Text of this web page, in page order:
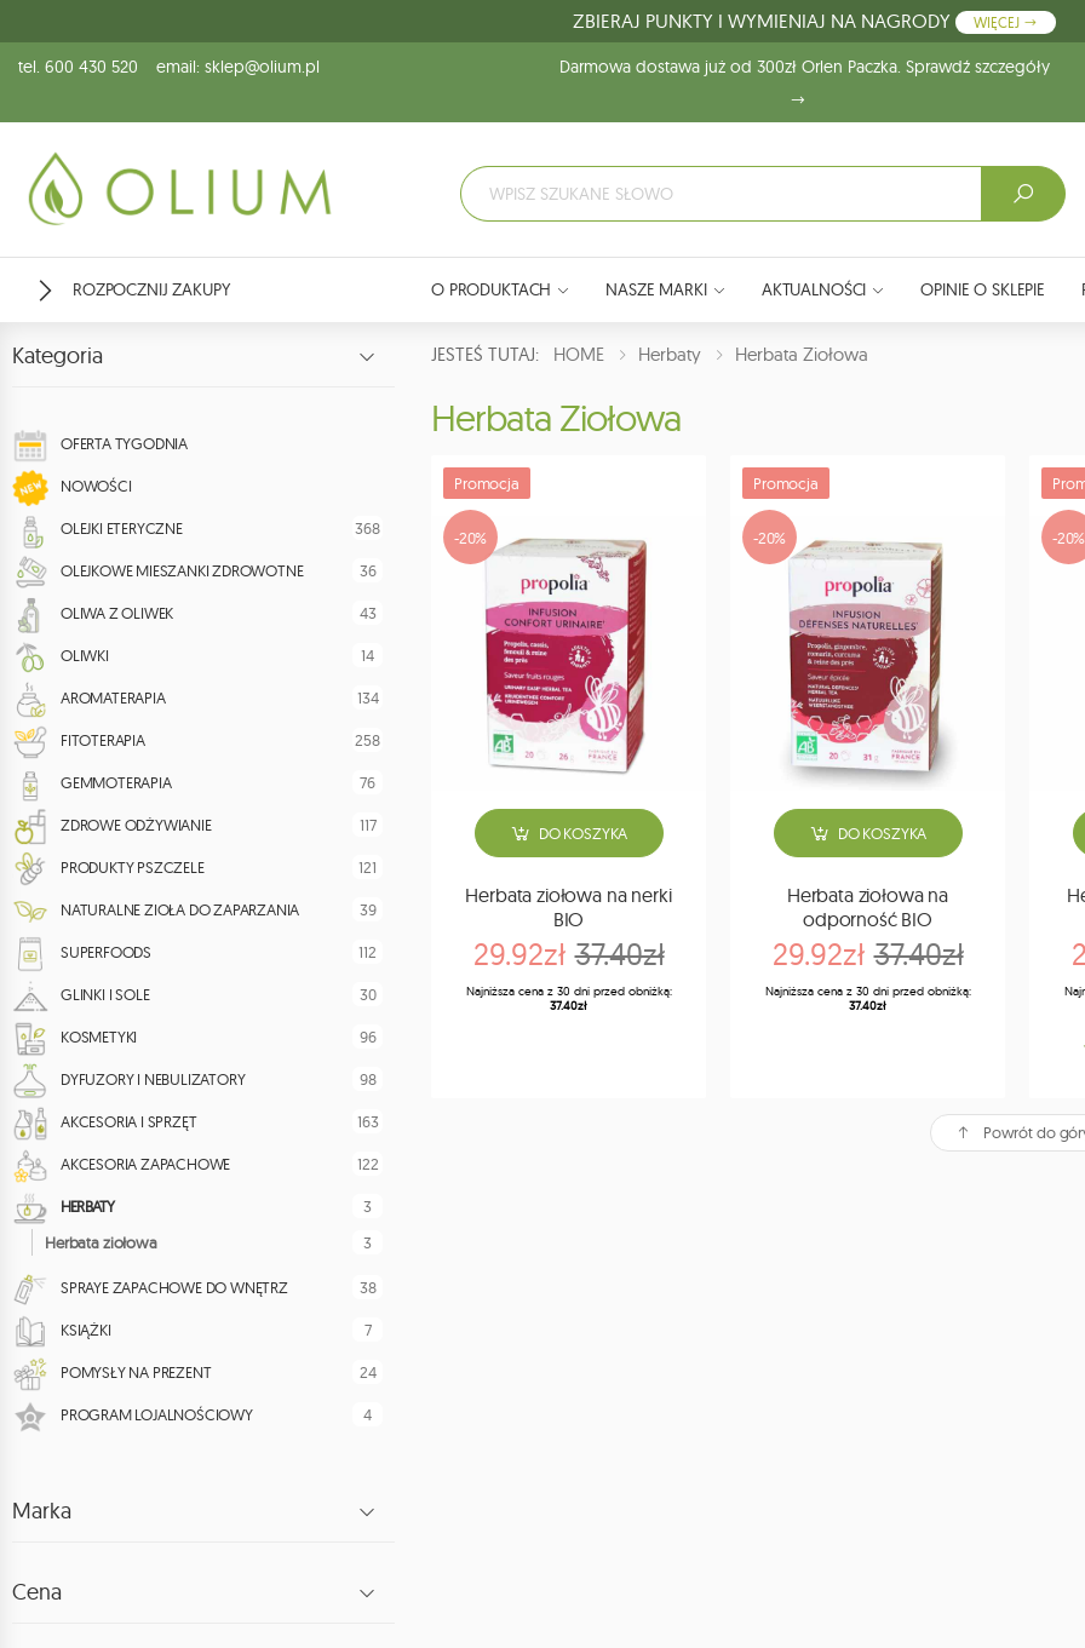
ZBIERAJ PUNKTY I WYMIENIAJ NA NAGRODY WIĘCEJ
tel. 600 430 520 email: sklep@olium.pl Darmowa dostawa już od 300zł Orlen Paczka. Sprawdź szczegóły
ROZPOCZNIJ ZAKUPY O PRODUKTACH NASZE MARKI AKTUALNOŚCI OPINIE O SKLEPIE
Kategoria
OFERTA TYGODNIA
NOWOŚCI
OLEJKI ETERYCZNE 368
OLEJKOWE MIESZANKI ZDROWOTNE 36
OLIWA Z OLIWEK 43
OLIWKI 14
AROMATERAPIA 134
FITOTERAPIA 258
GEMMOTERAPIA 76
ZDROWE ODŻYWIANIE 117
PRODUKTY PSZCZELE 121
NATURALNE ZIOŁA DO ZAPARZANIA 39
SUPERFOODS 112
GLINKI I SOLE 30
KOSMETYKI 96
DYFUZORY I NEBULIZATORY 98
AKCESORIA I SPRZĘT 163
AKCESORIA ZAPACHOWE 122
HERBATY
3
Herbata ziołowa
3
SPRAYE ZAPACHOWE DO WNĘTRZ 38
KSIĄŻKI 7
POMYSŁY NA PREZENT 24
PROGRAM LOJALNOŚCIOWY 4
Marka
Cena
JESTEŚ TUTAJ: HOME Herbaty Herbata Ziołowa
Herbata Ziołowa
Promocja
-20%
DO KOSZYKA
Herbata ziołowa na nerki
BIO
29.92zł 37.40zł
Najniższa cena z 30 dni przed obniżką:
37.40zł
Promocja
-20%
DO KOSZYKA
Herbata ziołowa na
odporność BIO
29.92zł 37.40zł
Najniższa cena z 30 dni przed obniżką:
37.40zł
-20%
Powrót do